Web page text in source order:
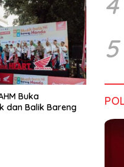
Buka
dan Balik Bareng
5